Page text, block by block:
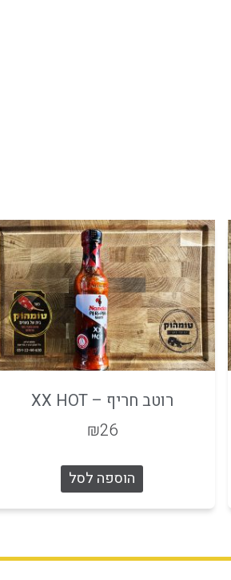
רוטב חריף – XX HOT
₪26
הוספה לסל